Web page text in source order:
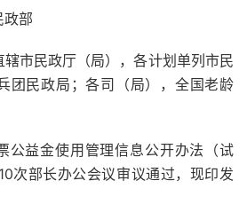
政部
市民政厅（局），各计划单列市民
团民政局；各司（局），全国老龄
益金使用管理信息公开办法（试
次部长办公会议审议通过，现印发